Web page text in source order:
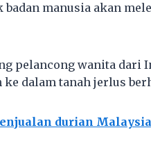
manusia akan
pelancong wanita dari
dalam tanah jerlus
durian